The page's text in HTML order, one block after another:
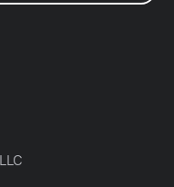
в нужную
наших идей.
сроки. Мы